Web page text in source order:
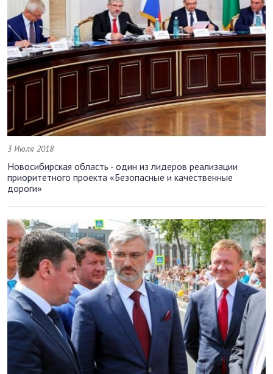
3 Июля 2018
Новосибирская область - один из лидеров реализации
приоритетного проекта «Безопасные и качественные
дороги»